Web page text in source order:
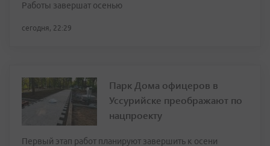
Работы завершат осенью
сегодня, 22:29
Парк Дома офицеров в
Уссурийске преображают по
нацпроекту
Первый этап работ планируют завершить к осени